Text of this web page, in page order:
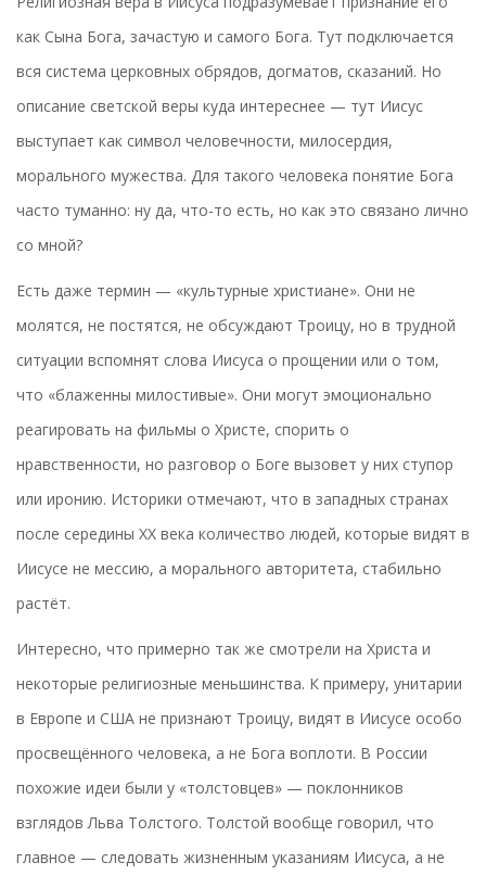
как Сына Бога, зачастую и самого Бога. Тут подключается
вся система церковных обрядов, догматов, сказаний. Но
описание светской веры куда интереснее — тут Иисус
выступает как символ человечности, милосердия,
морального мужества. Для такого человека понятие Бога
часто туманно: ну да, что-то есть, но как это связано лично
со мной?
Есть даже термин — «культурные христиане». Они не
молятся, не постятся, не обсуждают Троицу, но в трудной
ситуации вспомнят слова Иисуса о прощении или о том,
что «блаженны милостивые». Они могут эмоционально
реагировать на фильмы о Христе, спорить о
нравственности, но разговор о Боге вызовет у них ступор
или иронию. Историки отмечают, что в западных странах
после середины XX века количество людей, которые видят в
Иисусе не мессию, а морального авторитета, стабильно
растёт.
Интересно, что примерно так же смотрели на Христа и
некоторые религиозные меньшинства. К примеру, унитарии
в Европе и США не признают Троицу, видят в Иисусе особо
просвещённого человека, а не Бога воплоти. В России
похожие идеи были у «толстовцев» — поклонников
взглядов Льва Толстого. Толстой вообще говорил, что
главное — следовать жизненным указаниям Иисуса, а не